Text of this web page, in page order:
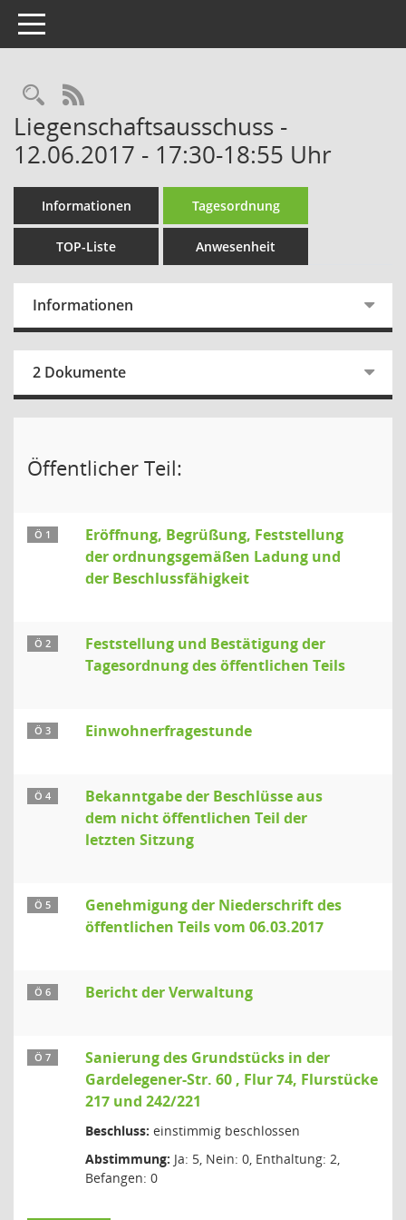
Toggle navigation
Rechercheauswahl
RSS-Feed
Liegenschaftsausschuss -
12.06.2017 - 17:30-18:55 Uhr
Informationen Tagesordnung
TOP-Liste Anwesenheit
Informationen
2 Dokumente
Öffentlicher Teil:
Ö 1
Eröffnung, Begrüßung, Feststellung
der ordnungsgemäßen Ladung und
der Beschlussfähigkeit
Ö 2
Feststellung und Bestätigung der
Tagesordnung des öffentlichen Teils
Ö 3 Einwohnerfragestunde
Ö 4
Bekanntgabe der Beschlüsse aus
dem nicht öffentlichen Teil der
letzten Sitzung
Ö 5
Genehmigung der Niederschrift des
öffentlichen Teils vom 06.03.2017
Ö 6 Bericht der Verwaltung
Ö 7
Sanierung des Grundstücks in der
Gardelegener-Str. 60 , Flur 74, Flurstücke
217 und 242/221
Beschluss: einstimmig beschlossen
Abstimmung: Ja: 5, Nein: 0, Enthaltung: 2,
Befangen: 0